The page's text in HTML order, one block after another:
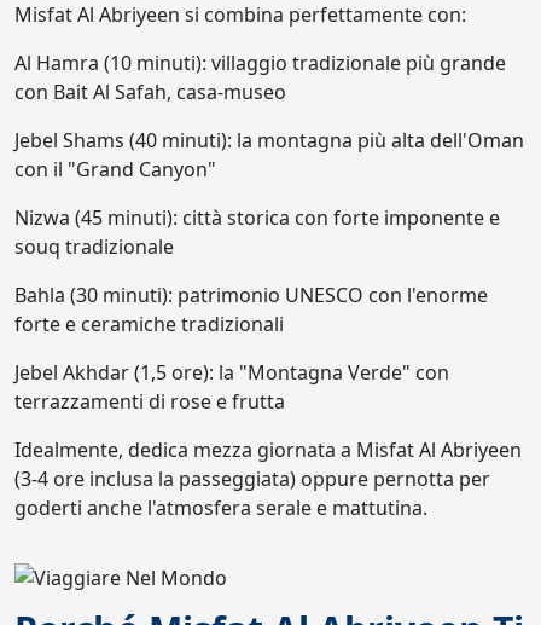
Misfat Al Abriyeen si combina perfettamente con:
Al Hamra (10 minuti): villaggio tradizionale più grande
con Bait Al Safah, casa-museo
Jebel Shams (40 minuti): la montagna più alta dell'Oman
con il "Grand Canyon"
Nizwa (45 minuti): città storica con forte imponente e
souq tradizionale
Bahla (30 minuti): patrimonio UNESCO con l'enorme
forte e ceramiche tradizionali
Jebel Akhdar (1,5 ore): la "Montagna Verde" con
terrazzamenti di rose e frutta
Idealmente, dedica mezza giornata a Misfat Al Abriyeen
(3-4 ore inclusa la passeggiata) oppure pernotta per
goderti anche l'atmosfera serale e mattutina.